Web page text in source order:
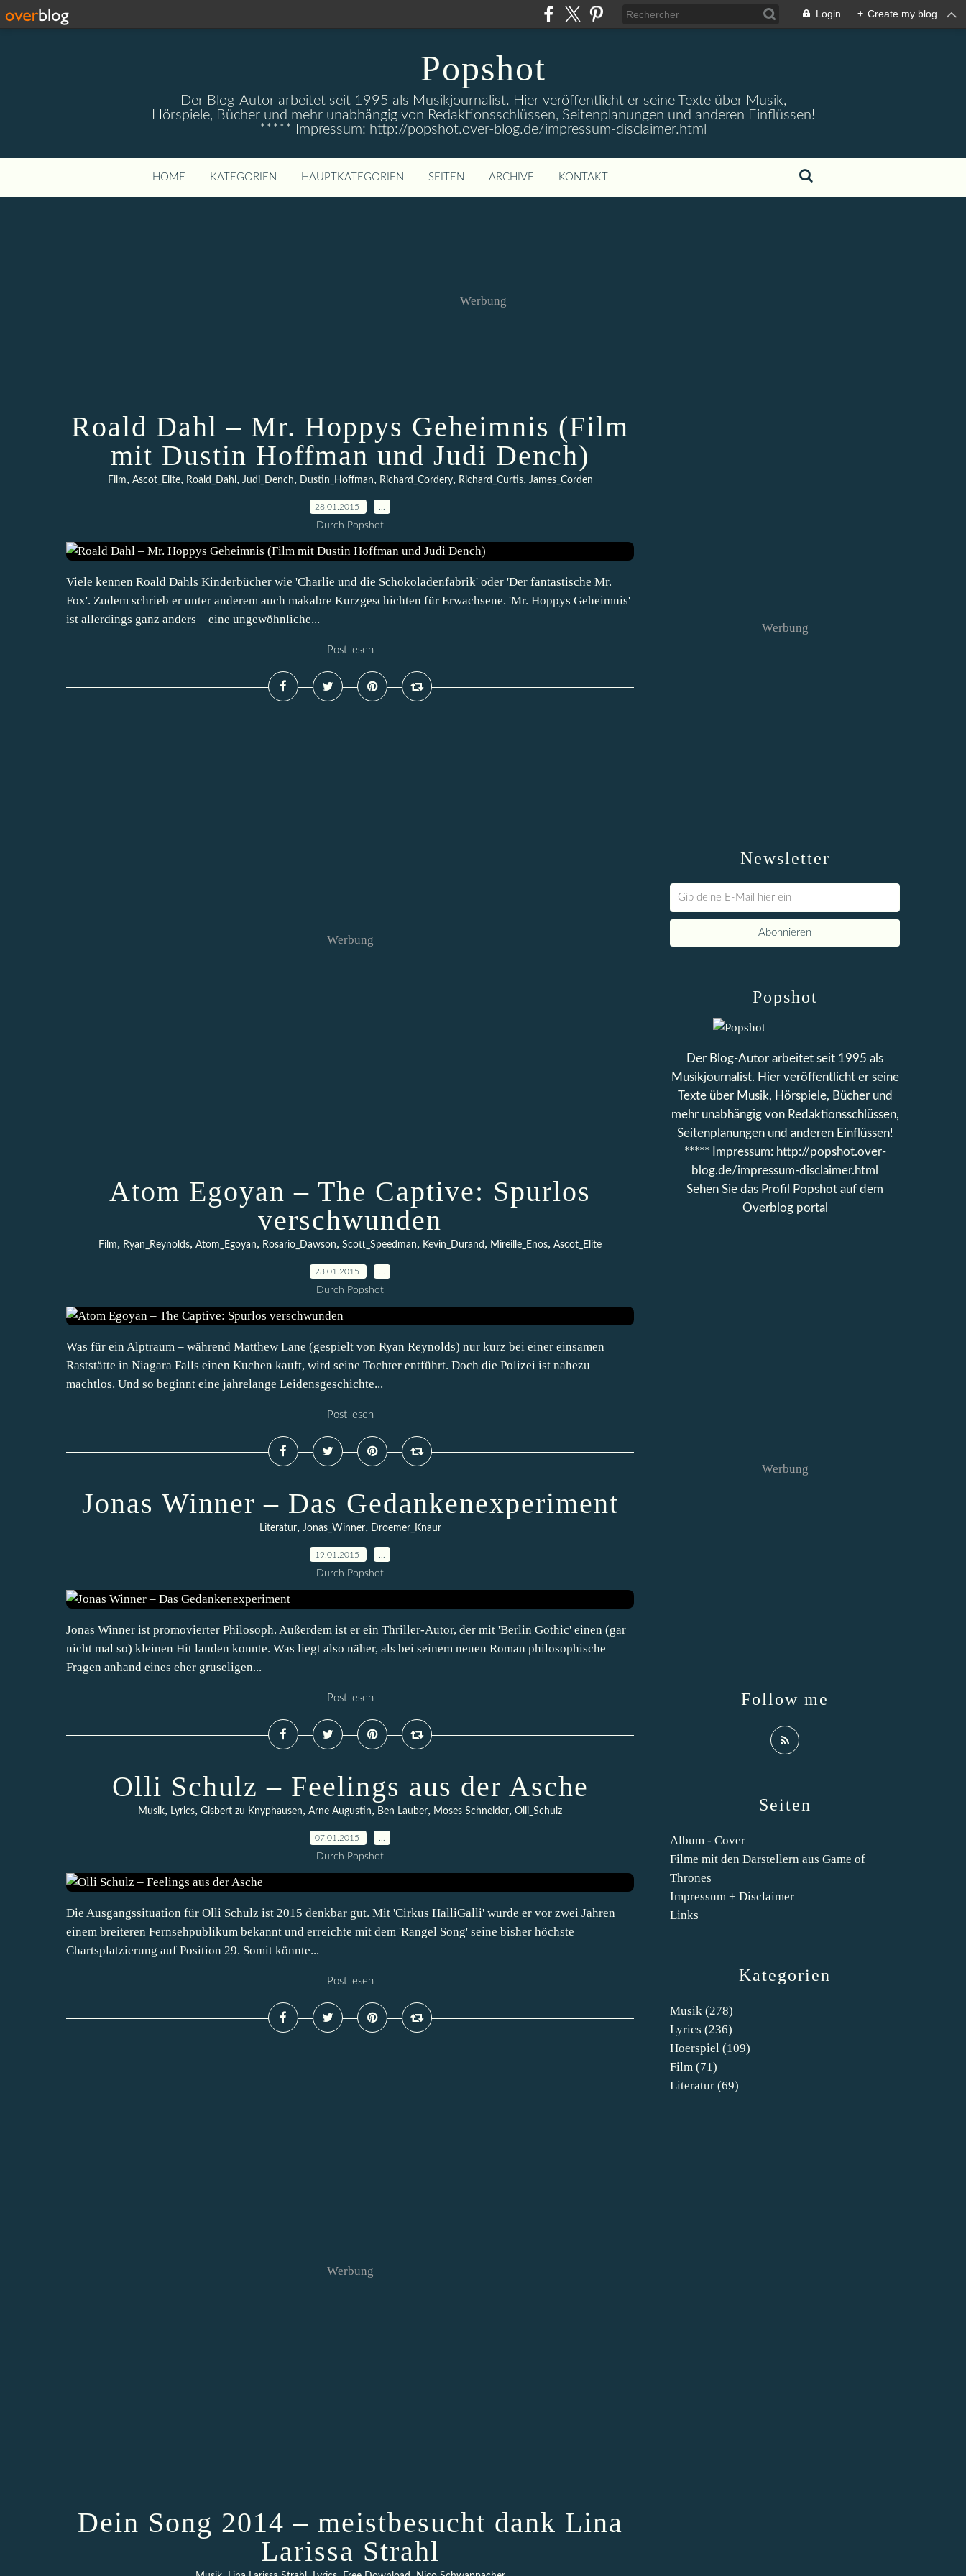
Login + Create my blog
Popshot
Der Blog-Autor arbeitet seit 1995 als Musikjournalist. Hier veröffentlicht er seine Texte über Musik,
Hörspiele, Bücher und mehr unabhängig von Redaktionsschlüssen, Seitenplanungen und anderen Einflüssen!
***** Impressum: http://popshot.over-blog.de/impressum-disclaimer.html
HOME KATEGORIEN HAUPTKATEGORIEN SEITEN ARCHIVE KONTAKT
Werbung
Roald Dahl – Mr. Hoppys Geheimnis (Film
mit Dustin Hoffman und Judi Dench)
Film, Ascot_Elite, Roald_Dahl , Judi_Dench, Dustin_Hoffman, Richard_Cordery, Richard_Curtis, James_Corden
28.01.2015
Durch Popshot
Viele kennen Roald Dahls Kinderbücher wie 'Charlie und die Schokoladenfabrik' oder 'Der fantastische Mr.
Fox'. Zudem schrieb er unter anderem auch makabre Kurzgeschichten für Erwachsene. 'Mr. Hoppys Geheimnis'
ist allerdings ganz anders – eine ungewöhnliche...
Post lesen
Werbung
Atom Egoyan – The Captive: Spurlos
verschwunden
Film, Ryan_Reynolds, Atom_Egoyan, Rosario_Dawson, Scott_Speedman, Kevin_Durand , Mireille_Enos, Ascot_Elite
23.01.2015
Durch Popshot
Was für ein Alptraum – während Matthew Lane (gespielt von Ryan Reynolds) nur kurz bei einer einsamen
Raststätte in Niagara Falls einen Kuchen kauft, wird seine Tochter entführt. Doch die Polizei ist nahezu
machtlos. Und so beginnt eine jahrelange Leidensgeschichte...
Post lesen
Jonas Winner – Das Gedankenexperiment
Literatur, Jonas_Winner, Droemer_Knaur
19.01.2015
Durch Popshot
Jonas Winner ist promovierter Philosoph. Außerdem ist er ein Thriller-Autor, der mit 'Berlin Gothic' einen (gar
nicht mal so) kleinen Hit landen konnte. Was liegt also näher, als bei seinem neuen Roman philosophische
Fragen anhand eines eher gruseligen...
Post lesen
Olli Schulz – Feelings aus der Asche
Musik, Lyrics, Gisbert zu Knyphausen, Arne Augustin, Ben Lauber, Moses Schneider, Olli_Schulz
07.01.2015
Durch Popshot
Die Ausgangssituation für Olli Schulz ist 2015 denkbar gut. Mit 'Cirkus HalliGalli' wurde er vor zwei Jahren
einem breiteren Fernsehpublikum bekannt und erreichte mit dem 'Rangel Song' seine bisher höchste
Chartsplatzierung auf Position 29. Somit könnte...
Post lesen
Werbung
Dein Song 2014 – meistbesucht dank Lina
Larissa Strahl
Newsletter
Werbung
Kategorien
Musik (278)
Lyrics (236)
Hoerspiel (109)
Film (71)
Literatur (69)
Seiten
Album - Cover
Filme mit den Darstellern aus Game of
Thrones
Impressum + Disclaimer
Links
Popshot
Der Blog-Autor arbeitet seit 1995 als
Musikjournalist. Hier veröffentlicht er seine
Texte über Musik, Hörspiele, Bücher und
mehr unabhängig von Redaktionsschlüssen,
Seitenplanungen und anderen Einflüssen!
***** Impressum: http://popshot.over-
blog.de/impressum-disclaimer.html
Sehen Sie das Profil
Popshot auf dem
Overblog portal
Follow me
Werbung